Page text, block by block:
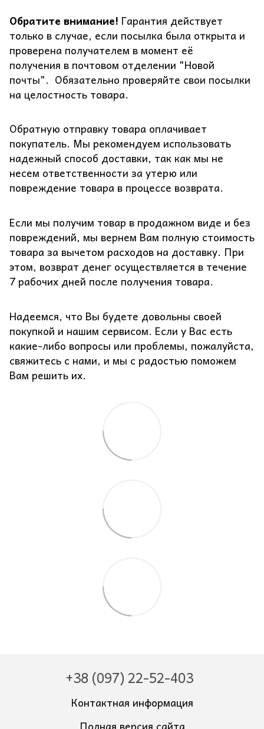
Обратите внимание! Гарантия действует
только в случае, если посылка была открыта и
проверена получателем в момент её
получения в почтовом отделении "Новой
почты". Обязательно проверяйте свои посылки
на целостность товара.
Обратную отправку товара оплачивает
покупатель. Мы рекомендуем использовать
надежный способ доставки, так как мы не
несем ответственности за утерю или
повреждение товара в процессе возврата.
Если мы получим товар в продажном виде и без
повреждений, мы вернем Вам полную стоимость
товара за вычетом расходов на доставку. При
этом, возврат денег осуществляется в течение
7 рабочих дней после получения товара.
Надеемся, что Вы будете довольны своей
покупкой и нашим сервисом. Если у Вас есть
какие-либо вопросы или проблемы, пожалуйста,
свяжитесь с нами, и мы с радостью поможем
Вам решить их.
+38 (097) 22-52-403
Контактная информация